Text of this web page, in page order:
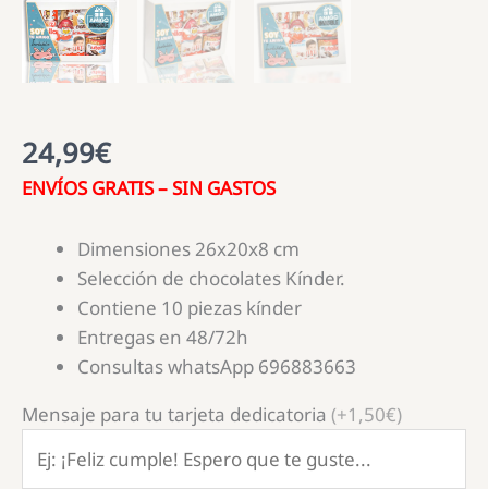
24,99€
ENVÍOS GRATIS – SIN GASTOS
Dimensiones 26x20x8 cm
Selección de chocolates Kínder.
Contiene 10 piezas kínder
Entregas en 48/72h
Consultas whatsApp 696883663
Mensaje para tu tarjeta dedicatoria (+1,50€)